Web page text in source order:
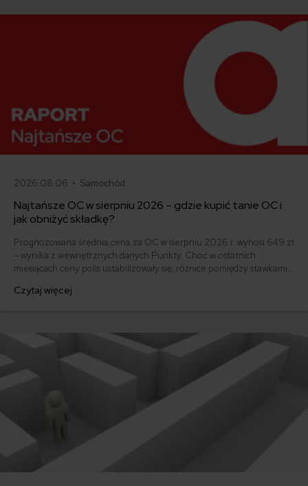
2026.08.06 • Samochód
Najtańsze OC w sierpniu 2026 – gdzie kupić tanie OC i
jak obniżyć składkę?
Prognozowana średnia cena za OC w sierpniu 2026 r. wynosi 649 zł
– wynika z wewnętrznych danych Punkty. Choć w ostatnich
miesiącach ceny polis ustabilizowały się, różnice pomiędzy stawkami
500 zł, inni – powyżej 1500 zł. Gdzie znaleźć najtańsze OC w Polsce
Czytaj więcej